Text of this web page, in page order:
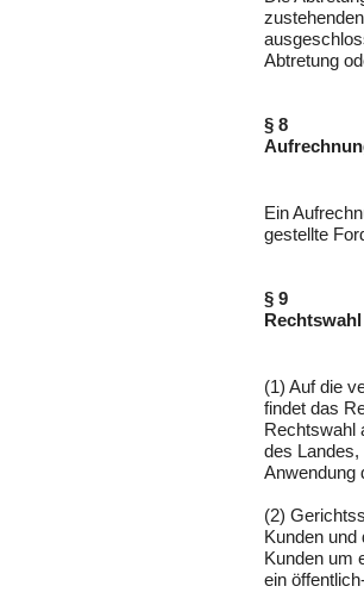
Abtretung
§ 8
Ein
gestellte
§ 9
(1) Auf die
findet das
Rechtswahl
des Landes,
Anwendung
(2)
Kunden
Kunden um
ein